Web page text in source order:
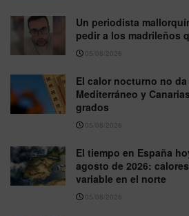
Un periodista
pedir a los madrileños
05/08/2026
El calor nocturno no
Mediterráneo y
grados
05/08/2026
El tiempo en España
agosto de 2026:
variable en el norte
05/08/2026